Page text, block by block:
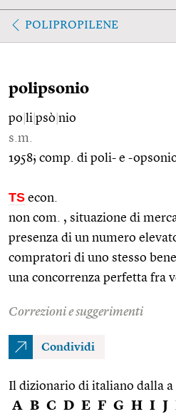
POLIPROPILENE
polipsonio
po li psò nio
s.m.
1958; comp. di poli- e -
TS econ.
non com. , situazione di
presenza di un numero
compratori di uno stesso
una concorrenza perfetta fra
Correzioni e suggerimenti
Condividi
Il dizionario di italiano dalla a
A B C D E F G H I J